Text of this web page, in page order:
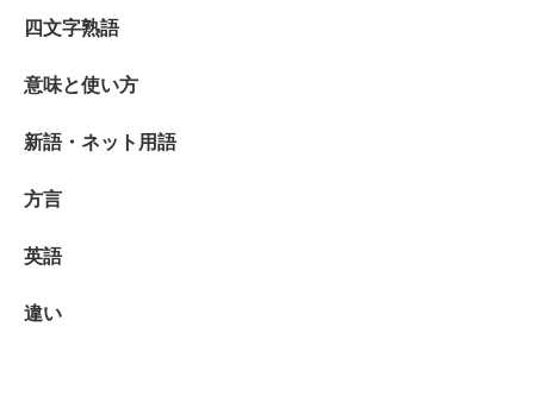
四文字熟語
意味と使い方
新語・ネット用語
方言
英語
違い